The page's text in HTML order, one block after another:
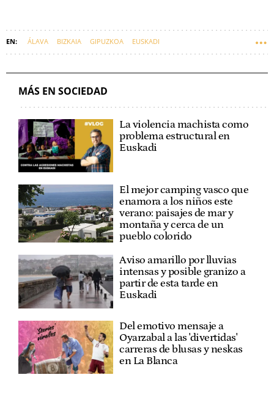
ÁLAVA BIZKAIA GIPUZKOA EUSKADI
MÁS EN SOCIEDAD
La violencia machista como
problema estructural en
Euskadi
El mejor camping vasco que
enamora a los niños este
verano: paisajes de mar y
montaña y cerca de un
pueblo colorido
Aviso amarillo por lluvias
intensas y posible granizo a
partir de esta tarde en
Euskadi
Del emotivo mensaje a
Oyarzabal a las 'divertidas'
carreras de blusas y neskas
en La Blanca